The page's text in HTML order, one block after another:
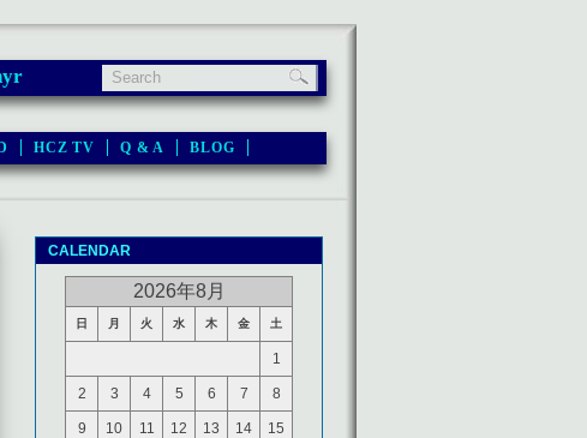
HCZ TV Q & A BLOG
CALENDAR
2026年8月
日 月 火 水 木 金 土
1
2 3 4 5 6 7 8
9 10 11 12 13 14 15